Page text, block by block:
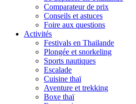
Comparateur de prix
Conseils et astuces
Foire aux questions
Activités
Festivals en Thailande
Plongée et snorkeling
Sports nautiques
Escalade
Cuisine thaï
Aventure et trekking
Boxe thaï